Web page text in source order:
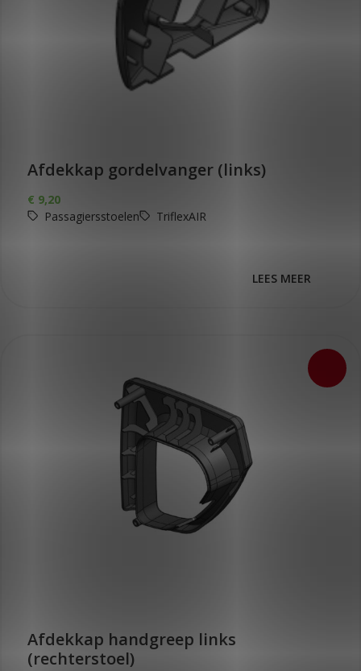
Afdekkap gordelvanger (links)
€ 9,20
Passagiersstoelen
TriflexAIR
LEES MEER
Afdekkap handgreep links
(rechterstoel)